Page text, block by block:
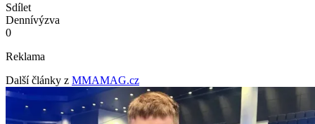
Sdílet
Dennívýzva
0
Reklama
Další články z MMAMAG.cz